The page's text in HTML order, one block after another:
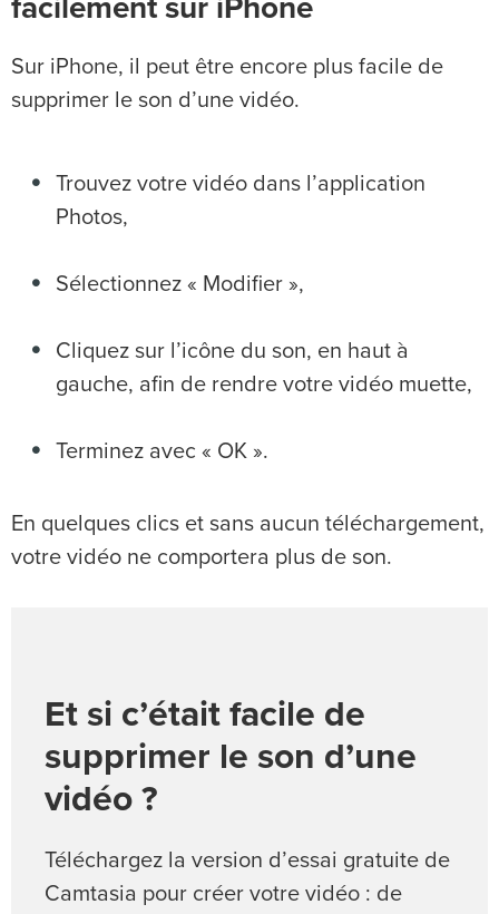
facilement sur iPhone
Sur iPhone, il peut être encore plus facile de
supprimer le son d’une vidéo.
Trouvez votre vidéo dans l’application
Photos,
Sélectionnez « Modifier »,
Cliquez sur l’icône du son, en haut à
gauche, afin de rendre votre vidéo muette,
Terminez avec « OK ».
En quelques clics et sans aucun téléchargement,
votre vidéo ne comportera plus de son.
Et si c’était facile de
supprimer le son d’une
vidéo ?
Téléchargez la version d’essai gratuite de
Camtasia pour créer votre vidéo : de